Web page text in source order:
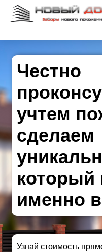
Честно
учтем
сделаем
который
именно
Узнай стоимость